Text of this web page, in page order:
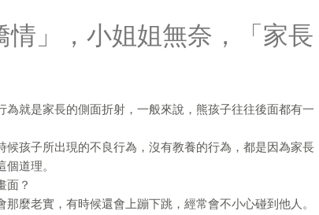
」，小姐姐無奈，「家長
就是家長的側面折射，一般來說，熊孩子往往後面都有一
孩子所出現的不良行為，沒有教養的行為，都是因為家長
道理。
面？
麼老實，有時候還會上蹦下跳，經常會不小心碰到他人。